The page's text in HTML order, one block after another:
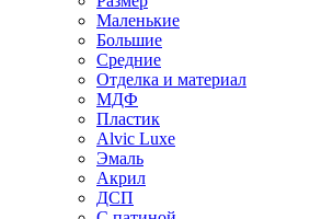
Маленькие
Большие
Средние
Отделка и материал
МДФ
Пластик
Alvic Luxe
Эмаль
Акрил
ДСП